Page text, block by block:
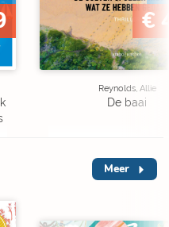
€
Reynolds, Allie
De baai
Meer